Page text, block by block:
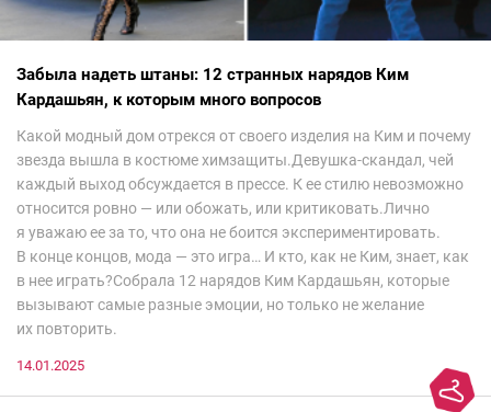
Забыла надеть штаны: 12 странных нарядов Ким
Кардашьян, к которым много вопросов
Какой модный дом отрекся от своего изделия на Ким и почему
звезда вышла в костюме химзащиты.Девушка-скандал, чей
каждый выход обсуждается в прессе. К ее стилю невозможно
относится ровно — или обожать, или критиковать.Лично
я уважаю ее за то, что она не боится экспериментировать.
В конце концов, мода — это игра… И кто, как не Ким, знает, как
в нее играть?Собрала 12 нарядов Ким Кардашьян, которые
вызывают самые разные эмоции, но только не желание
их повторить.
14.01.2025